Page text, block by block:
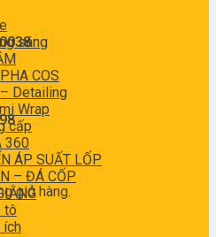
giỏ hàng.
sáng
COS
Detailing
Wrap
cấp
360
ÁP SUẤT LỐP
– ĐÁ CỐP
tô
ích